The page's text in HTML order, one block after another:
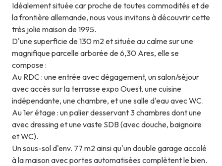
Idéalement située car proche de toutes commodités et de
la frontière allemande, nous vous invitons à découvrir cette
très jolie maison de 1995.
D'une superficie de 130 m2 et située au calme sur une
magnifique parcelle arborée de 6,30 Ares, elle se
compose :
Au RDC : une entrée avec dégagement, un salon/séjour
avec accès sur la terrasse expo Ouest, une cuisine
indépendante, une chambre, et une salle d'eau avec WC.
Au 1er étage : un palier desservant 3 chambres dont une
avec dressing et une vaste SDB (avec douche, baignoire
et WC).
Un sous-sol d'env. 77 m2 ainsi qu'un double garage accolé
à la maison avec portes automatisées complètent le bien.